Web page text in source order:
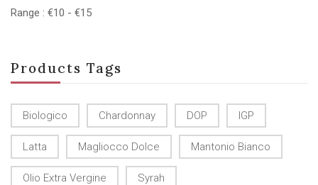
Range : €10 - €15
Products Tags
Biologico Chardonnay DOP IGP
Latta Magliocco Dolce Mantonio Bianco
Olio Extra Vergine Syrah